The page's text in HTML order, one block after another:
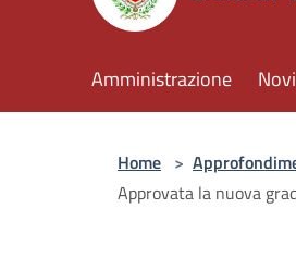
Amministrazione
Home >
Approvata la nuova